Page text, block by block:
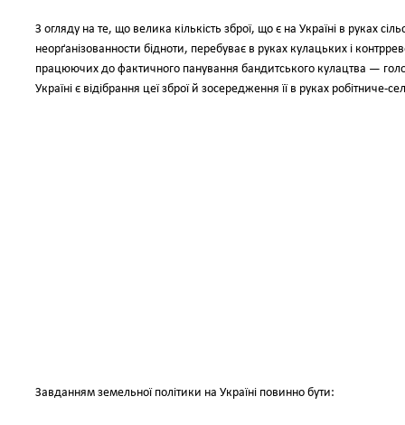
З огляду на те, що велика кількість зброї, що є на Україні в руках
неорґанізованности бідноти, перебуває в руках кулацьких і
працюючих до фактичного панування бандитського кулацтва —
Україні є відібрання цеї зброї й зосередження її в руках робітниче-
Завданням земельної політики на Україні повинно бути: